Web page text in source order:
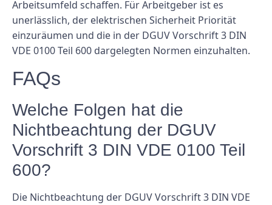
Arbeitsumfeld schaffen. Für Arbeitgeber ist es
unerlässlich, der elektrischen Sicherheit Priorität
einzuräumen und die in der DGUV Vorschrift 3 DIN
VDE 0100 Teil 600 dargelegten Normen einzuhalten.
FAQs
Welche Folgen hat die
Nichtbeachtung der DGUV
Vorschrift 3 DIN VDE 0100 Teil
600?
Die Nichtbeachtung der DGUV Vorschrift 3 DIN VDE